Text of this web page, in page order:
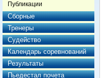
Публикации
Сборные
Тренеры
Судейство
Календарь соревнований
Результаты
Пьедестал почета